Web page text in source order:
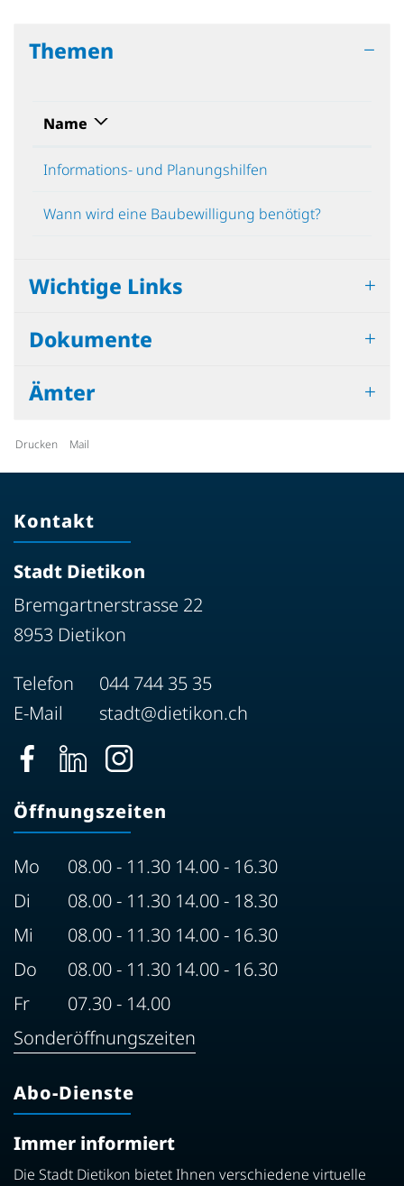
Themen
Name
Informations- und Planungshilfen
Wann wird eine Baubewilligung benötigt?
Wichtige Links
Dokumente
Ämter
Drucken Mail
Kontakt
Stadt Dietikon
Bremgartnerstrasse 22
8953 Dietikon
Telefon
044 744 35 35
E-Mail
stadt@dietikon.ch
Öffnungszeiten
Mo
08.00 - 11.30 14.00 - 16.30
Di
08.00 - 11.30 14.00 - 18.30
Mi
08.00 - 11.30 14.00 - 16.30
Do
08.00 - 11.30 14.00 - 16.30
Fr
07.30 - 14.00
Sonderöffnungszeiten
Abo-Dienste
Immer informiert
Die Stadt Dietikon bietet Ihnen verschiedene virtuelle